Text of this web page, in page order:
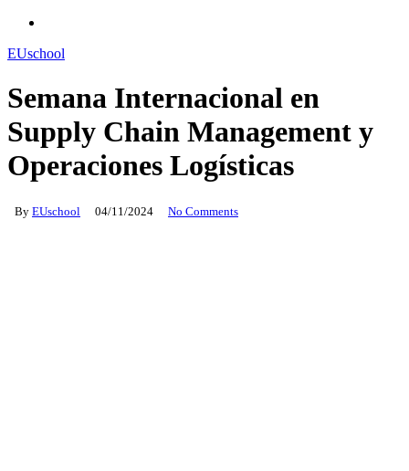
EUschool
Semana Internacional en
Supply Chain Management y
Operaciones Logísticas
By EUschool 04/11/2024 No Comments